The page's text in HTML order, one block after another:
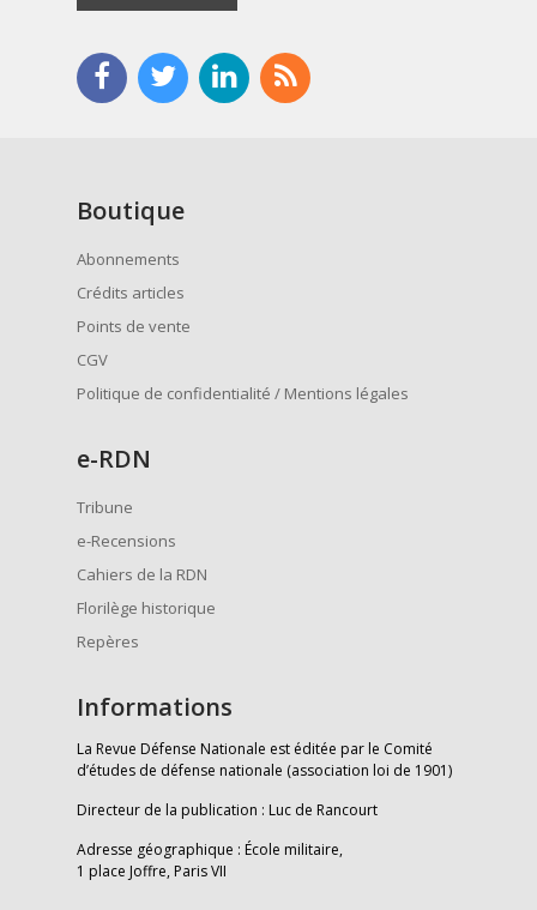
Boutique
Abonnements
Crédits articles
Points de vente
CGV
Politique de confidentialité / Mentions légales
e-RDN
Tribune
e-Recensions
Cahiers de la RDN
Florilège historique
Repères
Informations
La Revue Défense Nationale est éditée par le Comité
d’études de défense nationale (association loi de 1901)
Directeur de la publication : Luc de Rancourt
Adresse géographique : École militaire,
1 place Joffre, Paris VII